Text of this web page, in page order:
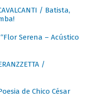
/ Batista,
“Flor Serena – Acústico
/
de Chico César